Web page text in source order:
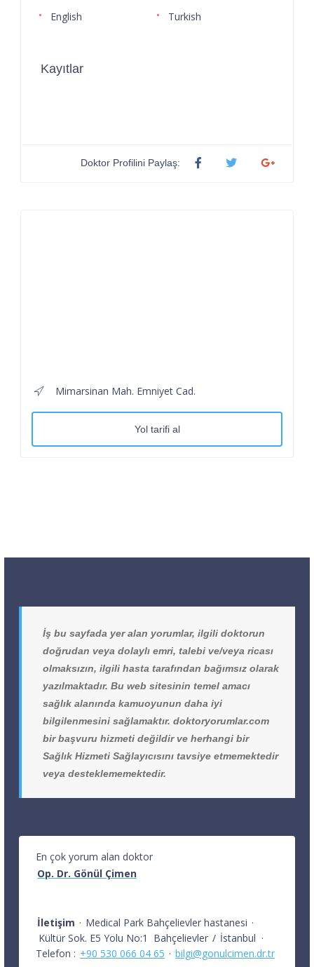
English Turkish
Kayıtlar
Doktor Profilini Paylaş:
Mimarsinan Mah. Emniyet Cad.
Yol tarifi al
İş bu sayfada yer alan yorumlar, ilgili doktorun
doğrudan veya dolaylı emri, talebi ve/veya ricası
olmaksızın, ilgili hasta tarafından bağımsız olarak
yazılmaktadır. Bu web sitesinin temel amacı
sağlık alanında kamuoyunun daha iyi
bilgilenmesini sağlamaktır. doktoryorumlar.com
bir başvuru hizmeti değildir ve herhangi bir
Sağlık Hizmeti Sağlayıcısını tavsiye etmemektedir
veya desteklememektedir.
En çok yorum alan doktor
Op. Dr. Gönül Çimen
İletişim · Medical Park Bahçelievler hastanesi ·
Kültür Sok. E5 Yolu No:1
Bahçelievler / İstanbul ·
Telefon : +90 530 066 04 65 · bilgi@gonulcimen.dr.tr